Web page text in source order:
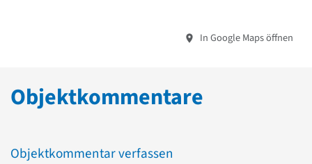
In Google Maps öffnen
Objektkommentare
Objektkommentar verfassen